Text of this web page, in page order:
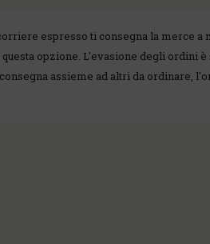
espresso ti consegna la merce a
opzione. L'evasione degli ordini
assieme ad altri da ordinare,